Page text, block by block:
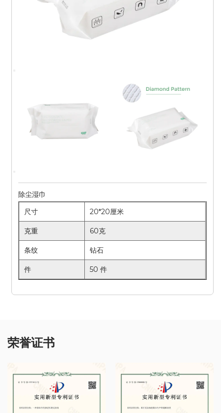
除尘湿巾
尺寸
20*20厘米
克重 60克
条纹 钻石
件 50 件
荣誉证书